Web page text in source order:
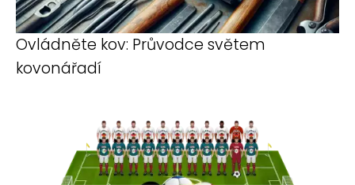
Ovládněte kov: Průvodce světem
kovonářadí